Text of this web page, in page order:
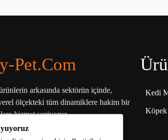
Pet.com
arkasında sektörün içinde,
ölçekteki tüm dinamiklere hakim bir
hizmet veriyoruz.
Menderes Bulvarı 63/2 Muratpaşa –
Kedi
Köpek